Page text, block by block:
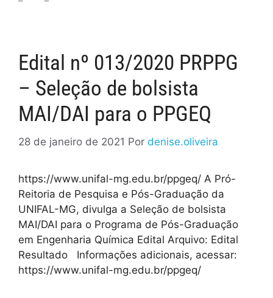
Edital nº 013/2020 PRPPG
– Seleção de bolsista
MAI/DAI para o PPGEQ
28 de janeiro de 2021 Por denise.oliveira
https://www.unifal-mg.edu.br/ppgeq/ A Pró-
Reitoria de Pesquisa e Pós-Graduação da
UNIFAL-MG, divulga a Seleção de bolsista
MAI/DAI para o Programa de Pós-Graduação
em Engenharia Química Edital Arquivo: Edital
Resultado Informações adicionais, acessar:
https://www.unifal-mg.edu.br/ppgeq/